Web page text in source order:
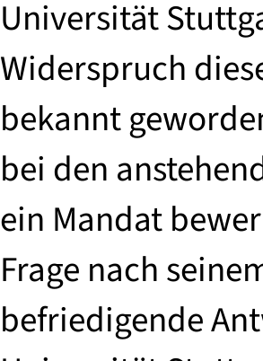
Universität
Widerspruch
bekannt
bei den
ein Mandat
Frage nach
befriedigende